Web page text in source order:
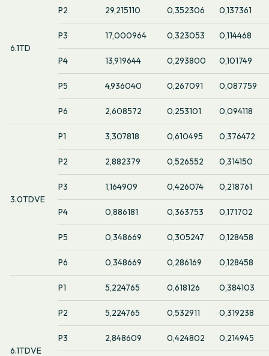
6.1TD
P2 29,215110 0,352306 0,137361
P3 17,000964 0,323053 0,114468
P4 13,919644 0,293800 0,101749
P5 4,936040 0,267091 0,087759
P6 2,608572 0,253101 0,094118
3.0TDVE
P1 3,307818 0,610495 0,376472
P2 2,882379 0,526552 0,314150
P3 1,164909 0,426074 0,218761
P4 0,886181 0,363753 0,171702
P5 0,348669 0,305247 0,128458
P6 0,348669 0,286169 0,128458
6.1TDVE
P1 5,224765 0,618126 0,384103
P2 5,224765 0,532911 0,319238
P3 2,848609 0,424802 0,214945